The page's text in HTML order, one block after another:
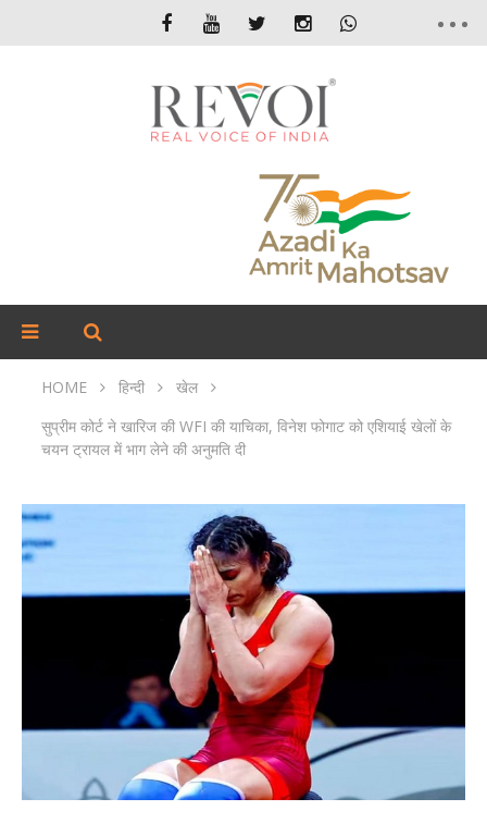
HOME हिन्दी
खेल
सुप्रीम कोर्ट ने खारिज की WFI की याचिका, विनेश फोगाट को एशियाई खेलों के
चयन ट्रायल में भाग लेने की अनुमति दी